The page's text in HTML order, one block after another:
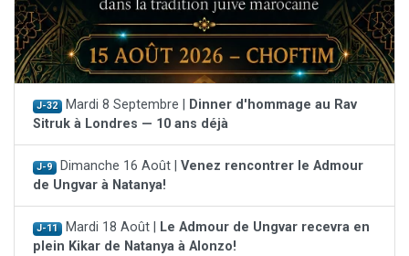
J-32 Mardi 8 Septembre | Dinner d'hommage au Rav
Sitruk à Londres — 10 ans déjà
J-9 Dimanche 16 Août | Venez rencontrer le Admour
de Ungvar à Natanya!
J-11 Mardi 18 Août | Le Admour de Ungvar recevra en
plein Kikar de Natanya à Alonzo!